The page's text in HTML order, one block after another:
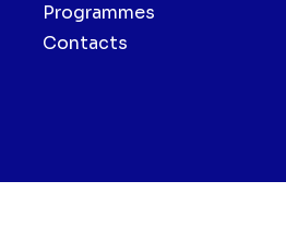
Programmes
Contacts